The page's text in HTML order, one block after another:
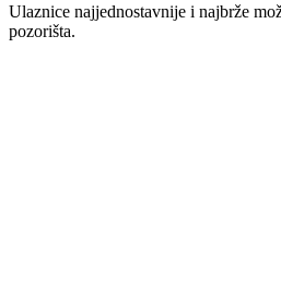
Ulaznice najjednostavnije i najbrže
pozorišta.